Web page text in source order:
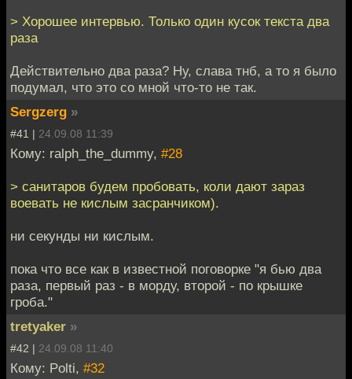
> Хорошее интервью. Только один кусок текста два
раза
Действительно два раза? Ну, слава тнб, а то я было
подумал, что это со мной что-то не так.
Sergzerg »
#41 | 24.09.08 11:39
Кому: ralph_the_dummy, #28
> санитаров будем пробовать, коли дают зараз
воевать не кислым засранчиком).
ни секунды ни кислым.
пока что все как в известной поговорке "я бью два
раза, первый раз - в морду, второй - по крышке
гроба."
tretyaker »
#42 | 24.09.08 11:40
Кому: Polti, #32